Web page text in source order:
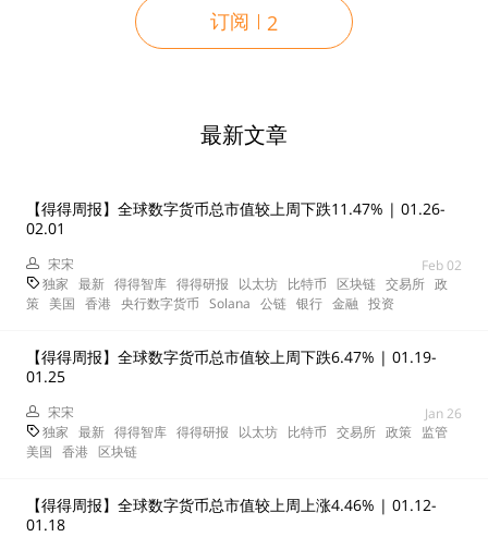
订阅 2
最新文章
【得得周报】全球数字货币总市值较上周下跌11.47% | 01.26-
02.01
宋宋
Feb 02
独家 最新 得得智库 得得研报 以太坊 比特币 区块链 交易所 政
策 美国 香港 央行数字货币 Solana 公链 银行 金融 投资
【得得周报】全球数字货币总市值较上周下跌6.47% | 01.19-
01.25
宋宋
Jan 26
独家 最新 得得智库 得得研报 以太坊 比特币 交易所 政策 监管
美国 香港 区块链
【得得周报】全球数字货币总市值较上周上涨4.46% | 01.12-
01.18